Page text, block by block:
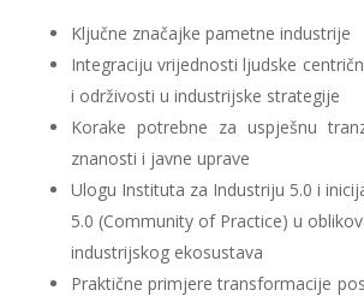
Ključne značajke pametne industrije
Integraciju vrijednosti ljudske
i održivosti u industrijske strategije
Korake potrebne za uspješnu
znanosti i javne uprave
Ulogu Instituta za Industriju 5.0 i
5.0 (Community of Practice) u
industrijskog ekosustava
Praktične primjere transformacije